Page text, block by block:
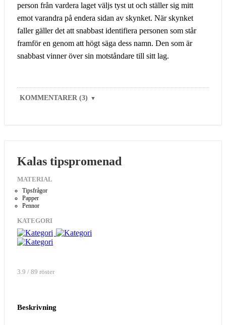
person från vardera laget väljs tyst ut och ställer sig mitt
emot varandra på endera sidan av skynket. När skynket
faller gäller det att snabbast identifiera personen som står
framför en genom att högt säga dess namn. Den som är
snabbast vinner över sin motståndare till sitt lag.
KOMMENTARER (3) ▼
Kalas tipspromenad
MATERIAL
Tipsfrågor
Papper
Pennor
KATEGORI
3.9 / 89 röster
Beskrivning